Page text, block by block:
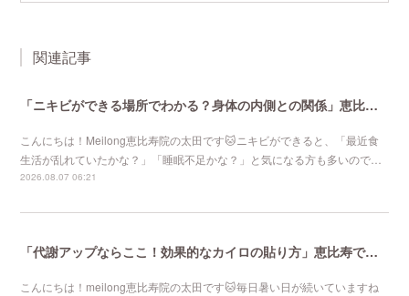
関連記事
「ニキビができる場所でわかる？身体の内側との関係」恵比寿で口コミNo 1美容鍼灸ならmeilong
こんにちは！Meilong恵比寿院の太田です🐱ニキビができると、「最近食
生活が乱れていたかな？」「睡眠不足かな？」と気になる方も多いので…
2026.08.07 06:21
「代謝アップならここ！効果的なカイロの貼り方」恵比寿で口コミNo 1美容鍼灸ならmeilong
こんにちは！meilong恵比寿院の太田です🐱毎日暑い日が続いていますね